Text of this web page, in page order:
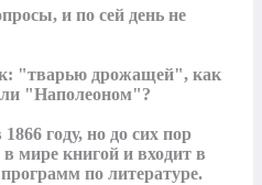
и по сей день не
"тварью дрожащей", как
"Наполеоном"?
году, но до сих пор
мире книгой и входит в
по литературе.